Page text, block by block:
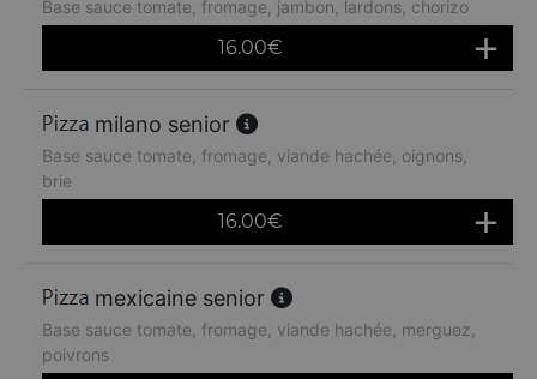
Base sauce tomate, fromage, jambon, lardons, chorizo
16.00€
milano senior
Base sauce tomate, fromage, viande hachée, oignons,
brie
16.00€
mexicaine senior
Base sauce tomate, fromage, viande hachée, merguez,
poivrons